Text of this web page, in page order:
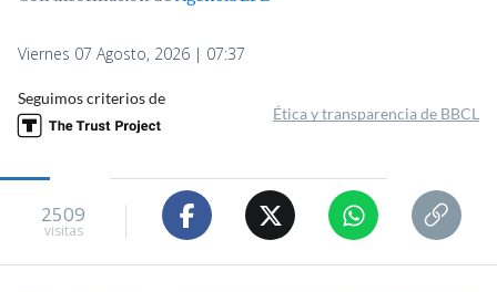
Viernes 07 Agosto, 2026 | 07:37
Seguimos criterios de
Ética y transparencia de BBCL
2509
visitas